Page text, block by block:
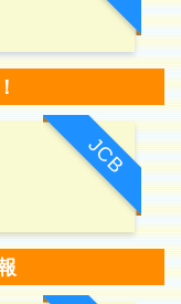
JCB